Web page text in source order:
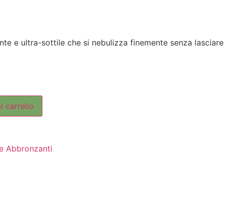
e ultra-sottile che si nebulizza finemente senza lasciare
carrello
Abbronzanti